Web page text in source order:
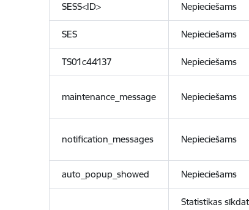
SESS<ID> Nepieciešams
SES Nepieciešams
TS01c44137 Nepieciešams
maintenance_message Nepieciešams
notification_messages Nepieciešams
auto_popup_showed Nepieciešams
Statistikas